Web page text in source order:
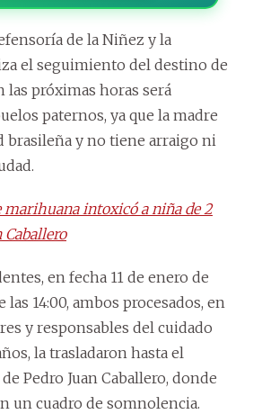
de la Niñez y la
el seguimiento del destino de
las próximas horas será
paternos, ya que la madre
brasileña y no tiene arraigo ni
marihuana intoxicó a niña de 2
Caballero
en fecha 11 de enero de
14:00, ambos procesados, en
y responsables del cuidado
la trasladaron hasta el
Pedro Juan Caballero, donde
un cuadro de somnolencia.